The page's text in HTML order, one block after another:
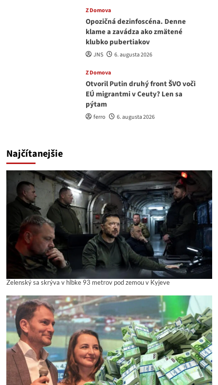
Z Domova
Opozičná dezinfoscéna. Denne
klame a zavádza ako zmätené
klubko pubertiakov
JNS 6. augusta 2026
Z Domova
Otvoril Putin druhý front ŠVO voči
EÚ migrantmi v Ceuty? Len sa
pýtam
ferro 6. augusta 2026
Najčítanejšie
Zelenský sa skrýva v hĺbke 93 metrov pod zemou v Kyjeve